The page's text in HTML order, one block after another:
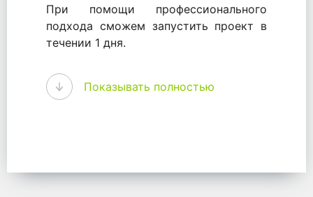
При помощи профессионального
подхода сможем запустить проект в
течении 1 дня.
WhitePack - перерабатываем пластик.
Мы принимали самое активное
участие в становлении этого рынка в
упаковке, и сегодня мы перешли в
Показывать полностью